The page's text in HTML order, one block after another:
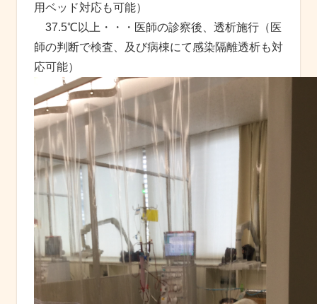
用ベッド対応も可能）
37.5℃以上・・・医師の診察後、透析施行（医
師の判断で検査、及び病棟にて感染隔離透析も対
応可能）